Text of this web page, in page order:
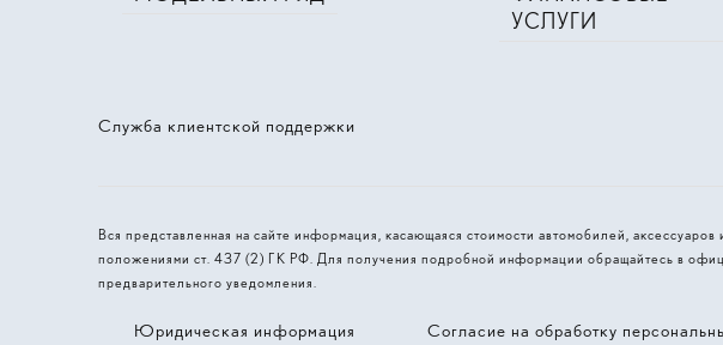
Служба клиентской поддержки
УСЛУГИ
Вся представленная на сайте информация, касающаяся стоимости автомобилей,
положениями ст. 437 (2) ГК РФ. Для получения подробной информации обращайтесь в
предварительного уведомления.
Юридическая информация Согласие на обработку